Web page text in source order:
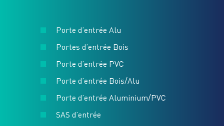
Porte d’entrée Alu
Portes d’entrée Bois
Porte d’entrée PVC
Porte d’entrée Bois/Alu
Porte d’entrée Aluminium/PVC
SAS d’entrée